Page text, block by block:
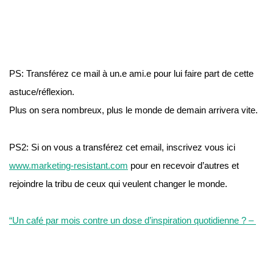
PS: Transférez ce mail à un.e ami.e pour lui faire part de cette
astuce/réflexion.
Plus on sera nombreux, plus le monde de demain arrivera vite.
www.marketing-resistant.com pour en recevoir d’autres et
rejoindre la tribu de ceux qui veulent changer le monde.
“Un café par mois contre un dose d’inspiration quotidienne ? –